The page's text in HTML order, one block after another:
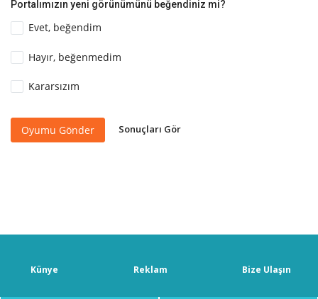
Portalımızın yeni görünümünü beğendiniz mi?
Evet, beğendim
Hayır, beğenmedim
Kararsızım
Oyumu Gönder Sonuçları Gör
Künye Reklam Bize Ulaşın